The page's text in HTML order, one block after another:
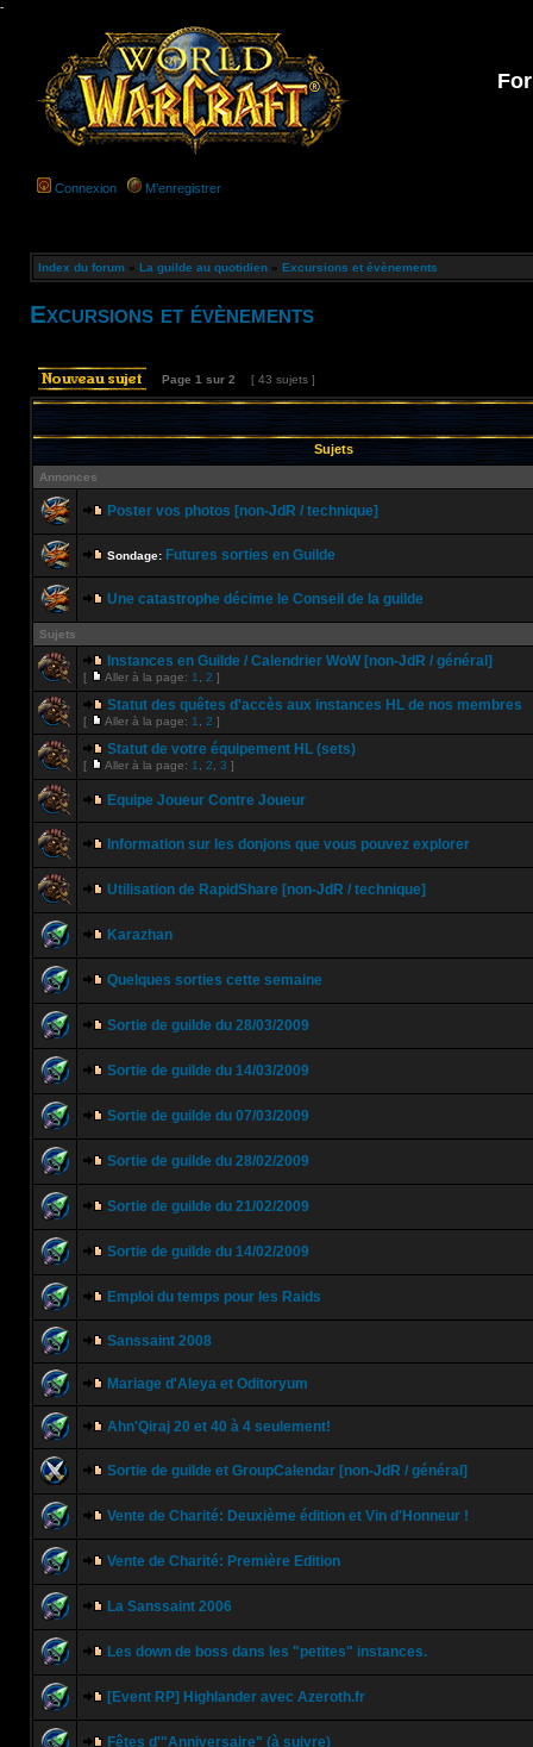
-
Connexion M’enregistrer
Index du forum » La guilde au quotidien » Excursions et évènements
Excursions et évènements
Page 1 sur 2 [ 43 sujets ]
Sujets
Annonces
Poster vos photos [non-JdR / technique]
Sondage: Futures sorties en Guilde
Une catastrophe décime le Conseil de la guilde
Sujets
Instances en Guilde / Calendrier WoW [non-JdR / général]
[ Aller à la page: 1 2 ]
Statut des quêtes d'accès aux instances HL de nos membres
[ Aller à la page: 1 2 ]
Statut de votre équipement HL (sets)
[ Aller à la page: 1 2 3 ]
Equipe Joueur Contre Joueur
Information sur les donjons que vous pouvez explorer
Utilisation de RapidShare [non-JdR / technique]
Karazhan
Quelques sorties cette semaine
Sortie de guilde du 28/03/2009
Sortie de guilde du 14/03/2009
Sortie de guilde du 07/03/2009
Sortie de guilde du 28/02/2009
Sortie de guilde du 21/02/2009
Sortie de guilde du 14/02/2009
Emploi du temps pour les Raids
Sanssaint 2008
Mariage d'Aleya et Oditoryum
Ahn'Qiraj 20 et 40 à 4 seulement!
Sortie de guilde et GroupCalendar [non-JdR / général]
Vente de Charité: Deuxième édition et Vin d'Honneur !
Vente de Charité: Première Edition
La Sanssaint 2006
Les down de boss dans les "petites" instances.
[Event RP] Highlander avec Azeroth.fr
Fêtes d'"Anniversaire" (à suivre)